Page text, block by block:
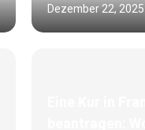
Dezember 22, 2025